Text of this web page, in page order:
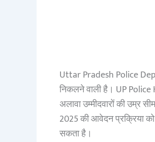
Uttar Pradesh Police
निकलने वाली है। UP Police
अलावा उम्मीदवारों की उम्र
2025 की आवेदन प्रक्रिया
सकता है।